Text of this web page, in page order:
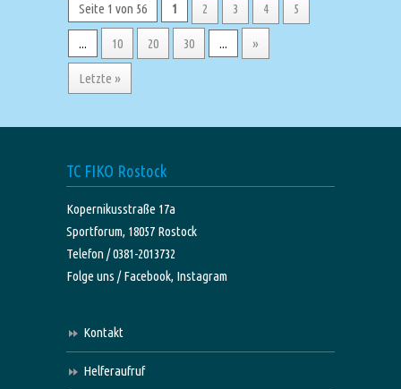
Seite 1 von 56 1 2 3 4 5
... 10 20 30 ... »
Letzte »
TC FIKO Rostock
Kopernikusstraße 17a
Sportforum, 18057 Rostock
Telefon / 0381-2013732
Folge uns /Facebook, Instagram
Kontakt
Helferaufruf